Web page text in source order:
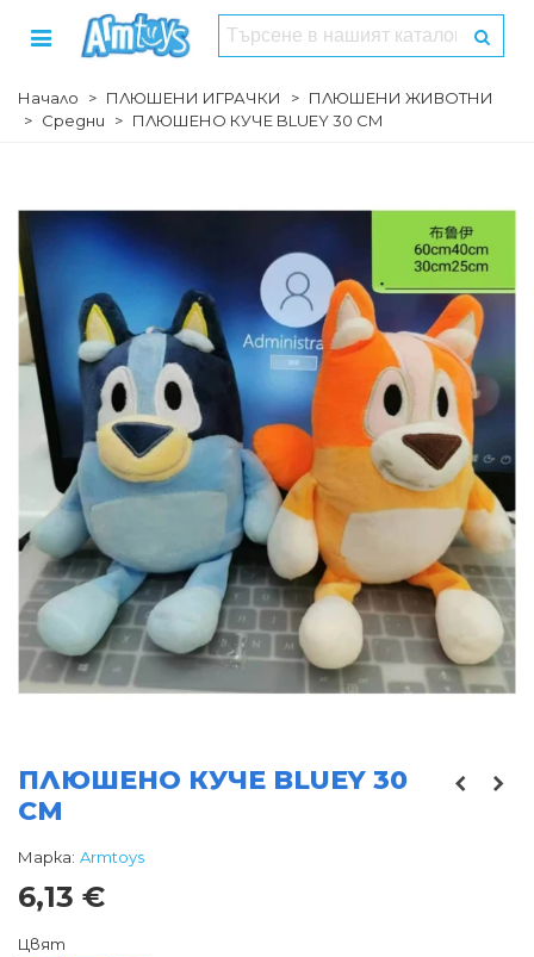
Начало > ПЛЮШЕНИ ИГРАЧКИ > ПЛЮШЕНИ ЖИВОТНИ
> Средни > ПЛЮШЕНО КУЧЕ BLUEY 30 СМ
ПЛЮШЕНО КУЧЕ BLUEY 30
СМ
Марка: Armtoys
6,13 €
Цвят